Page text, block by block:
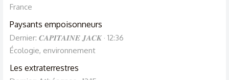
France
Paysants empoisonneurs
Dernier: 𝑪𝑨𝑷𝑰𝑻𝑨𝑰𝑵𝑬 𝑱𝑨𝑪𝑲 12:36
Écologie, environnement
Les extraterrestres